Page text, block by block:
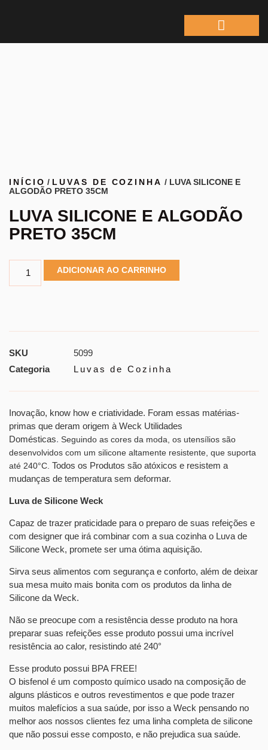
INÍCIO / LUVAS DE COZINHA / LUVA SILICONE E
ALGODÃO PRETO 35CM
LUVA SILICONE E ALGODÃO
PRETO 35CM
ADICIONAR AO CARRINHO
SKU
5099
Categoria
Luvas de Cozinha
Inovação, know how e criatividade. Foram essas matérias-
primas que deram origem à Weck Utilidades
Domésticas. Seguindo as cores da moda, os utensílios são
desenvolvidos com um silicone altamente resistente, que suporta
até 240°C. Todos os Produtos são atóxicos e resistem a
mudanças de temperatura sem deformar.
Luva de Silicone Weck
Capaz de trazer praticidade para o preparo de suas refeições e
com designer que irá combinar com a sua cozinha o Luva de
Silicone Weck, promete ser uma ótima aquisição.
Sirva seus alimentos com segurança e conforto, além de deixar
sua mesa muito mais bonita com os produtos da linha de
Silicone da Weck.
Não se preocupe com a resistência desse produto na hora
preparar suas refeições esse produto possui uma incrível
resistência ao calor, resistindo até 240°
Esse produto possui BPA FREE!
O bisfenol é um composto químico usado na composição de
alguns plásticos e outros revestimentos e que pode trazer
muitos malefícios a sua saúde, por isso a Weck pensando no
melhor aos nossos clientes fez uma linha completa de silicone
que não possui esse composto, e não prejudica sua saúde.